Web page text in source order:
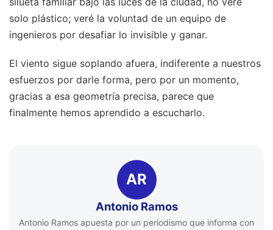
solo plástico; veré la voluntad de un equipo de
ingenieros por desafiar lo invisible y ganar.
El viento sigue soplando afuera, indiferente a nuestros
esfuerzos por darle forma, pero por un momento,
gracias a esa geometría precisa, parece que
finalmente hemos aprendido a escucharlo.
AR
Antonio Ramos
Antonio Ramos apuesta por un periodismo que informa con